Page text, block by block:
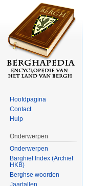
Hoofdpagina
Contact
Hulp
Onderwerpen
Onderwerpen
Barghief Index (Archief
HKB)
Berghse woorden
Jaartallen